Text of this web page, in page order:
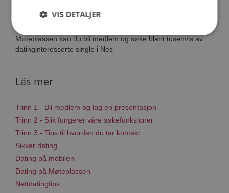
Hvis du søker dating i Nes har du kommet til riktig sted. På
Møteplassen kan du bli medlem og søke blant tusenvis av
datinginteresserte single i Nes
Läs mer
Trinn 1 - Bli medlem og lag en presentasjon
Trinn 2 - Slik fungerer våre søkefunksjoner
Trinn 3 - Tips til hvordan du tar kontakt
Sikker dating
Dating på mobilen
Dating på Møteplassen
Nettdatingtips
VIS DETALJER